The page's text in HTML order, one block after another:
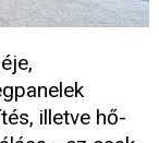
illetve hő-